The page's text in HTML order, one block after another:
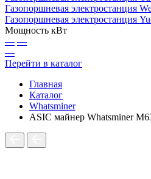
Газопоршневая электростанция
Газопоршневая электростанция
Мощность кВт
— —
—
Перейти в каталог
Главная
Каталог
Whatsminer
ASIC майнер Whatsminer